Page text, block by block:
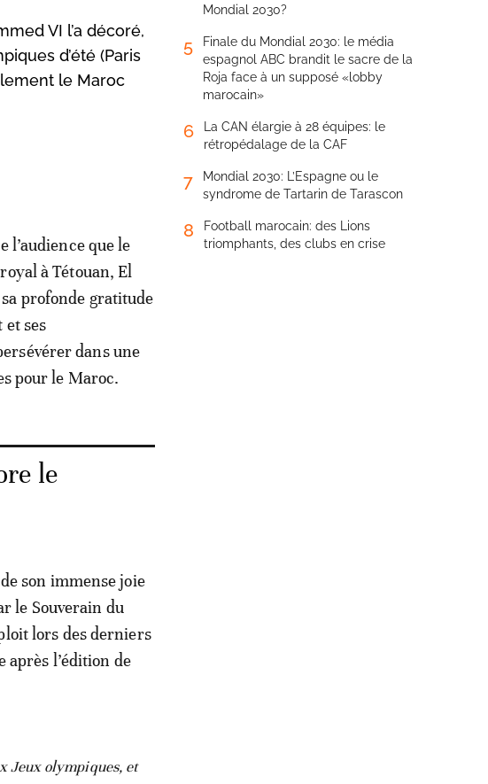
VI l’a décoré,
d’été (Paris
le Maroc
l’audience que le
à Tétouan, El
profonde gratitude
et ses
dans une
pour le Maroc.
le
son immense joie
le Souverain du
lors des derniers
après l’édition de
Jeux olympiques, et
Mondial 2030?
5
Finale du Mondial 2030: le média
espagnol ABC brandit le sacre de la
Roja face à un supposé «lobby
marocain»
6
La CAN élargie à 28 équipes: le
rétropédalage de la CAF
7
Mondial 2030: L’Espagne ou le
syndrome de Tartarin de Tarascon
8
Football marocain: des Lions
triomphants, des clubs en crise